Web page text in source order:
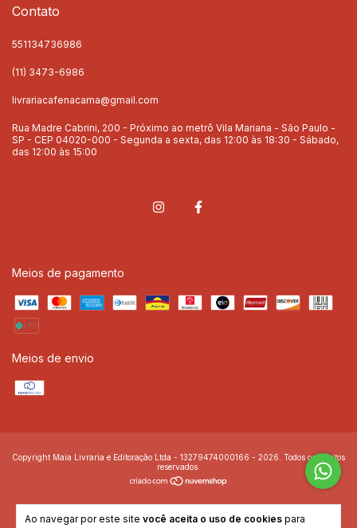
Ao navegar por este site você aceita o uso de cookies para
Contato
551134736986
(11) 3473-6986
livrariacafenacama@gmail.com
Rua Madre Cabrini, 200 - Próximo ao metrô Vila Mariana - São Paulo -
SP - CEP 04020-000 - Segunda a sexta, das 12:00 às 18:30 - Sábado,
das 12:00 às 15:00
Meios de pagamento
Meios de envio
Copyright Maia Livraria e Editoração Ltda - 13279474000166 - 2026. Todos os direitos
reservados.